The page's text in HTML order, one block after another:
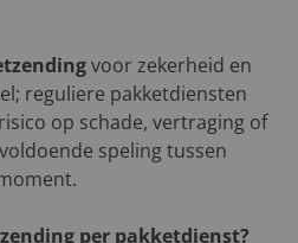
voor zekerheid en
reguliere pakketdiensten
op schade, vertraging of
speling tussen
per pakketdienst?